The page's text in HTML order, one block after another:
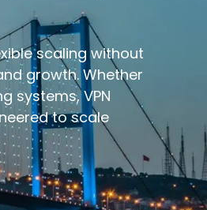
scaling without
growth. Whether
systems, VPN
to scale